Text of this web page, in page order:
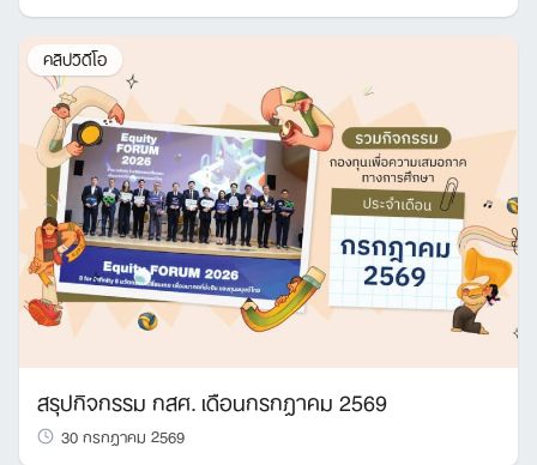
คลิปวิดีโอ
สรุปกิจกรรม กสศ. เดือนกรกฎาคม 2569
30 กรกฎาคม 2569